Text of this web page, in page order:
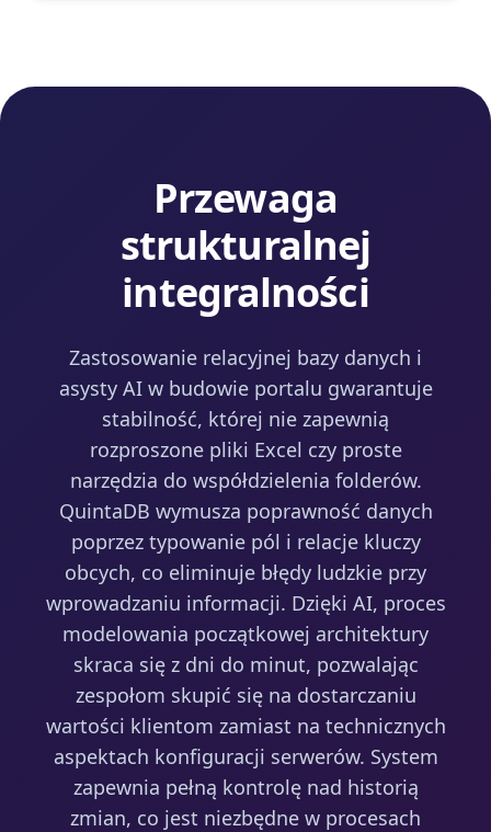
Przewaga
strukturalnej
integralności
Zastosowanie relacyjnej bazy danych i
asysty AI w budowie portalu gwarantuje
stabilność, której nie zapewnią
rozproszone pliki Excel czy proste
narzędzia do współdzielenia folderów.
QuintaDB wymusza poprawność danych
poprzez typowanie pól i relacje kluczy
obcych, co eliminuje błędy ludzkie przy
wprowadzaniu informacji. Dzięki AI, proces
modelowania początkowej architektury
skraca się z dni do minut, pozwalając
zespołom skupić się na dostarczaniu
wartości klientom zamiast na technicznych
aspektach konfiguracji serwerów. System
zapewnia pełną kontrolę nad historią
zmian, co jest niezbędne w procesach